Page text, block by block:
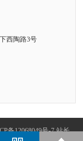
西陶路3号
备12068049号-7 站长